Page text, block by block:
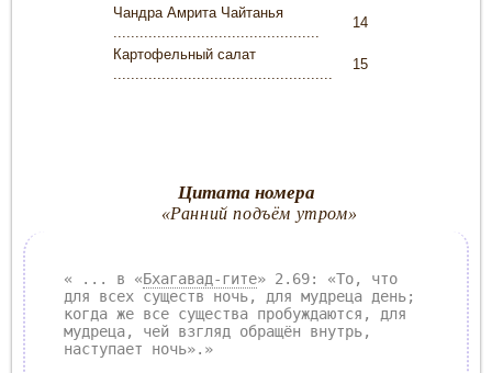
Чандра Амрита Чайтанья
14
Картофельный салат
15
Цитата номера
«Ранний подъём утром»
« ... в «Бхагавад-гите» 2.69: «То, что
для всех существ ночь, для мудреца день;
когда же все существа пробуждаются, для
мудреца, чей взгляд обращён внутрь,
наступает ночь».»